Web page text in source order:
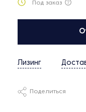
Под заказ
Лизинг
Поделиться